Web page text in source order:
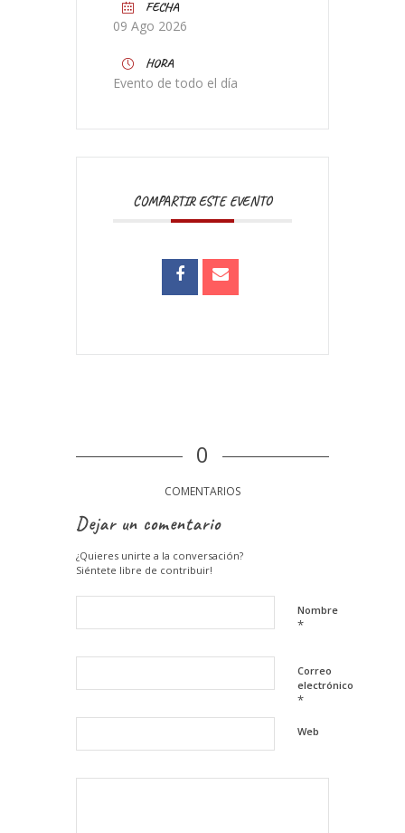
FECHA
09 Ago 2026
HORA
Evento de todo el día
COMPARTIR ESTE EVENTO
0
COMENTARIOS
Dejar un comentario
¿Quieres unirte a la conversación?
Siéntete libre de contribuir!
Nombre
*
Correo
electrónico
*
Web